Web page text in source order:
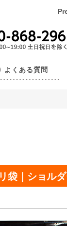
よくある質問
袋｜ショル